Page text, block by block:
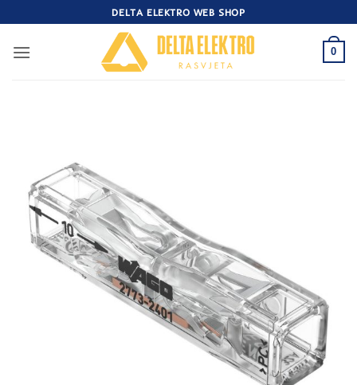
to
content
DELTA ELEKTRO WEB SHOP
0